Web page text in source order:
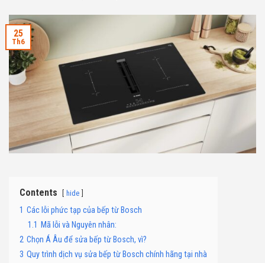
25
Th6
Contents hide
1 Các lỗi phức tạp của bếp từ Bosch
1.1 Mã lỗi và Nguyên nhân:
2 Chọn Á Âu để sửa bếp từ Bosch, vì?
3 Quy trình dịch vụ sửa bếp từ Bosch chính hãng tại nhà